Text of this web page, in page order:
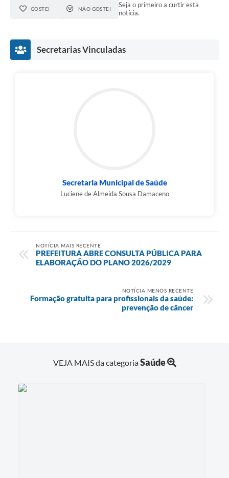
GOSTEI NÃO GOSTEI
Seja o primeiro a curtir esta
notícia.
Secretarias Vinculadas
Secretaria Municipal de Saúde
Luciene de Almeida Sousa Damaceno
NOTÍCIA MAIS RECENTE
PREFEITURA ABRE CONSULTA PÚBLICA PARA
ELABORAÇÃO DO PLANO 2026/2029
NOTÍCIA MENOS RECENTE
Formação gratuita para profissionais da saúde:
prevenção de câncer
VEJA MAIS da categoriaSaúde